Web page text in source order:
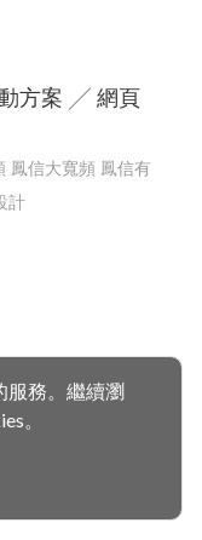
服務。繼續瀏
。
方案 ╱ 網頁
鳳信大寬頻 鳳信有
計